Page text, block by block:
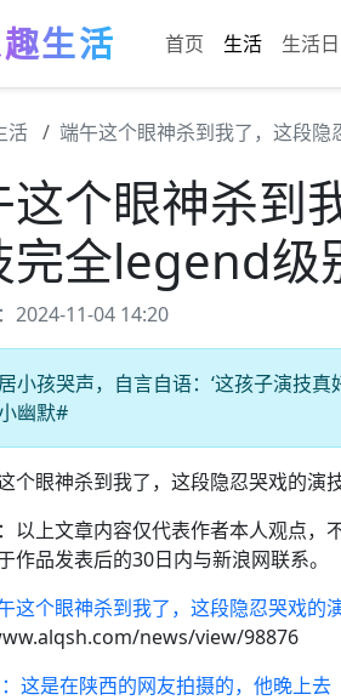
生活 首页 生活 生活
活 端午这个眼神杀到我了，这段
这个眼神杀到
完全legend级
2024-11-04 14:20
小孩哭声，自言自语：‘这孩子演技
幽默#
眼神杀到我了，这段隐忍哭戏的演
以上文章内容仅代表作者本人观点，
作品发表后的30日内与新浪网联系。
这个眼神杀到我了，这段隐忍哭戏的
news/view/98876
这是在陕西的网友拍摄的，他晚上去